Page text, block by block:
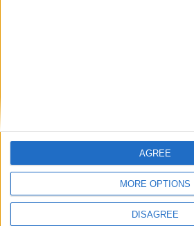
MORE OPTIONS
DISAGREE
AGREE